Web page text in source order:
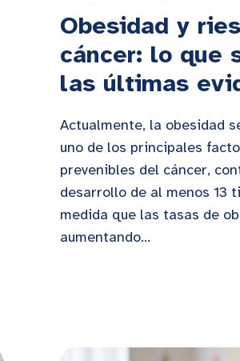
Obesidad y
cáncer: lo que
las últimas
Actualmente, la obesidad
uno de los principales
prevenibles del cáncer,
desarrollo de al menos 13
medida que las tasas de
aumentando...